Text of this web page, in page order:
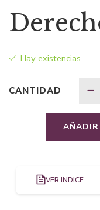
Hay existencias
CANTIDAD
VER INDICE